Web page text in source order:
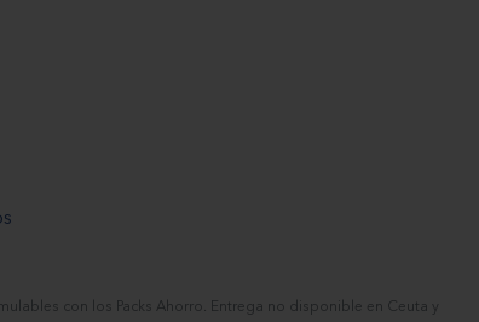
con los Packs Ahorro. Entrega no disponible en Ceuta y